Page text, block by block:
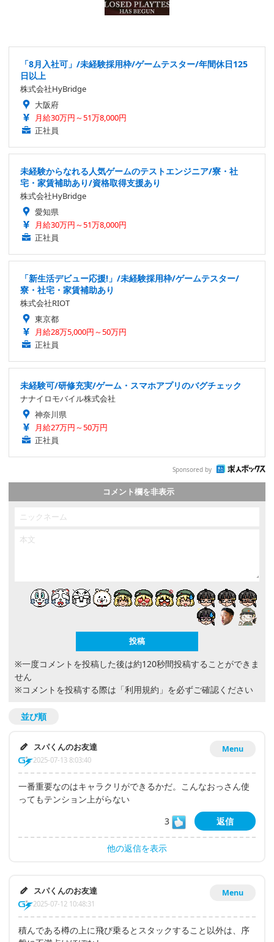
「8月入社可」/未経験採用枠/ゲームテスター/年間休日125
日以上
株式会社HyBridge
大阪府
月給30万円～51万8,000円
正社員
未経験からなれる人気ゲームのテストエンジニア/寮・社
宅・家賃補助あり/資格取得支援あり
株式会社HyBridge
愛知県
月給30万円～51万8,000円
正社員
「新生活デビュー応援!」/未経験採用枠/ゲームテスター/
寮・社宅・家賃補助あり
株式会社RIOT
東京都
月給28万5,000円～50万円
正社員
未経験可/研修充実/ゲーム・スマホアプリのバグチェック
ナナイロモバイル株式会社
神奈川県
月給27万円～50万円
正社員
Sponsored by
コメント欄を非表示
※一度コメントを投稿した後は約120秒間投稿することができま
せん
※コメントを投稿する際は 「利用規約」 を必ずご確認ください
並び順
Menu
スパくんのお友達
2025-07-13 8:03:40
一番重要なのはキャラクリができるかだ。こんなおっさん使
ってもテンション上がらない
3
返信
他の返信を表示
Menu
スパくんのお友達
2025-07-12 10:48:31
積んである樽の上に飛び乗るとスタックすること以外は、序